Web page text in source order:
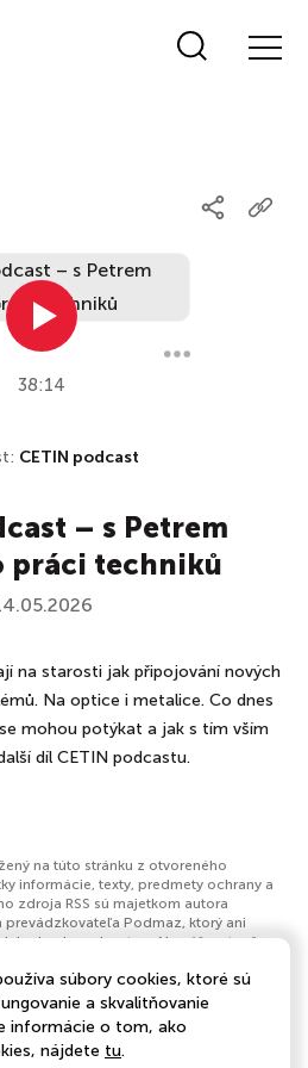
38:14
CETIN podcast
– s Petrem
práci techniků
na starosti jak připojování nových
Na optice i metalice. Co dnes
mohou potýkat a jak s tím vším
díl CETIN podcastu.
na túto stránku z otvoreného
informácie, texty, predmety ochrany a
zdroja RSS sú majetkom autora
Podmaz, ktorý ani
obsah podcastov. Ak máš za to, že
a chceš získať kontrolu nad týmto
súbory cookies, ktoré sú
a skvalitňovanie
informácie o tom, ako
nájdete tu.